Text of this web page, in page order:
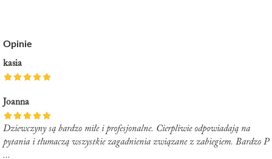
Opinie
kasia
Joanna
Dziewczyny są bardzo miłe i profesjonalne. Cierpliwie odpowiadają na
pytania i tłumaczą wszystkie zagadnienia związane z zabiegiem. Bardzo P
...